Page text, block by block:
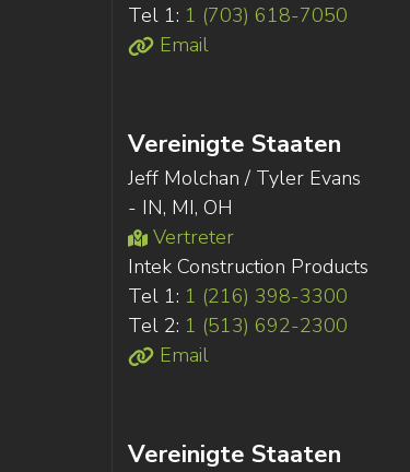
Tel 1: 1 (703) 618-7050
Email
Vereinigte Staaten
Jeff Molchan / Tyler Evans
- IN, MI, OH
Vertreter
Intek Construction Products
Tel 1: 1 (216) 398-3300
Tel 2: 1 (513) 692-2300
Email
Vereinigte Staaten